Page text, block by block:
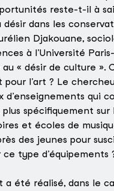
reste-t-il à
dans les
Djakouane,
à l’Université
au « désir de culture ».
pour l’art ? Le
d’enseignements qui
spécifiquement sur
et écoles de
des jeunes pour
type d’équipements
a été réalisé, dans le